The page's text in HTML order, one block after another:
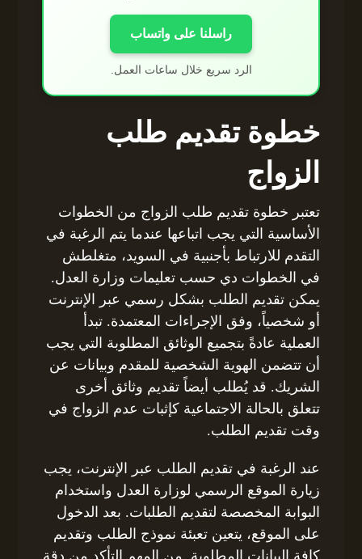
راسلنا على واتساب
الرد سريع خلال ساعات العمل.
خطوة تقديم طلب
الزواج
تعتبر خطوة تقديم طلب الزواج من الخطوات
الأساسية التي يجب اتباعها عندما يتم الرغبة في
التقدم للارتباط بأجنبية في السويد، متغلطش
في الخطوات دي حسب تعليمات وزارة العدل.
يمكن تقديم الطلب بشكل رسمي عبر الإنترنت
أو شخصياً، وفق الإجراءات المعتمدة. تبدأ
العملية عادةً بتجميع الوثائق المطلوبة التي يجب
أن تتضمن الهوية الشخصية للمقدم وبيانات عن
الشريك. قد يُطلب أيضاً تقديم وثائق أخرى
تتعلق بالحالة الاجتماعية كإثبات عدم الزواج في
وقت تقديم الطلب.
عند الرغبة في تقديم الطلب عبر الإنترنت، يجب
زيارة الموقع الرسمي لوزارة العدل واستخدام
البوابة المخصصة لتقديم الطلبات. بعد الدخول
على الموقع، يتعين تعبئة نموذج الطلب وتقديم
كافة البيانات المطلوبة. من المهم التأكد من دقة